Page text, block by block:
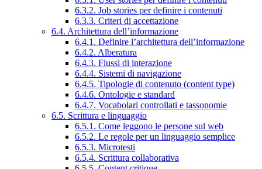
6.3.2. Job stories per definire i contenuti
6.3.3. Criteri di accettazione
6.4. Architettura dell’informazione
6.4.1. Definire l’architettura dell’informazione
6.4.2. Alberatura
6.4.3. Flussi di interazione
6.4.4. Sistemi di navigazione
6.4.5. Tipologie di contenuto (content type)
6.4.6. Ontologie e standard
6.4.7. Vocabolari controllati e tassonomie
6.5. Scrittura e linguaggio
6.5.1. Come leggono le persone sul web
6.5.2. Le regole per un linguaggio semplice
6.5.3. Microtesti
6.5.4. Scrittura collaborativa